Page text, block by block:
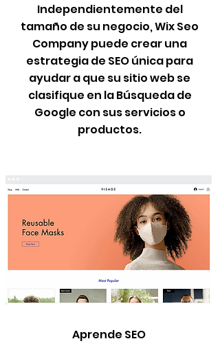
Independientemente del
tamaño de su negocio, Wix Seo
Company puede crear una
estrategia de SEO única para
ayudar a que su sitio web se
clasifique en la Búsqueda de
Google con sus servicios o
productos.
Aprende SEO